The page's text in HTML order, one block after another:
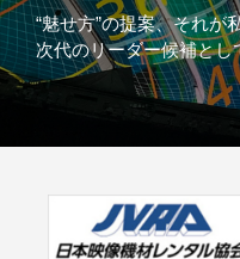
“魅せ方”の提案、それが
次代のリーダー候補とし